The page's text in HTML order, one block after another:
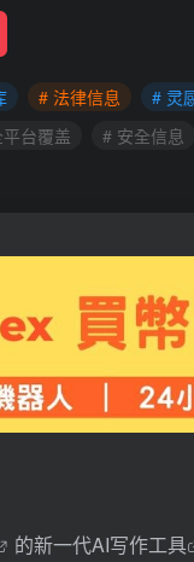
# 法律信息 # 灵
台覆盖 # 安全信息
的新一代AI写作工具